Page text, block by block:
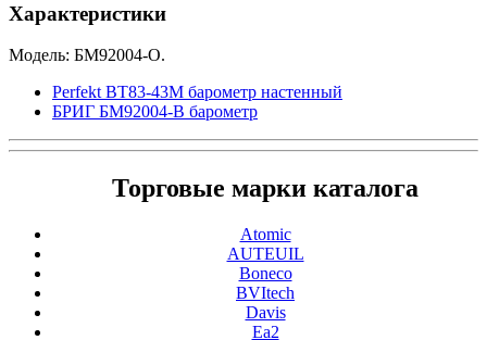
Характеристики
Модель: БМ92004-О.
Perfekt BT83-43M барометр настенный
БРИГ БМ92004-В барометр
Торговые марки каталога
Atomic
AUTEUIL
Boneco
BVItech
Davis
Ea2